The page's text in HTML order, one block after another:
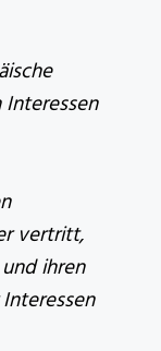
vertritt,
ihren